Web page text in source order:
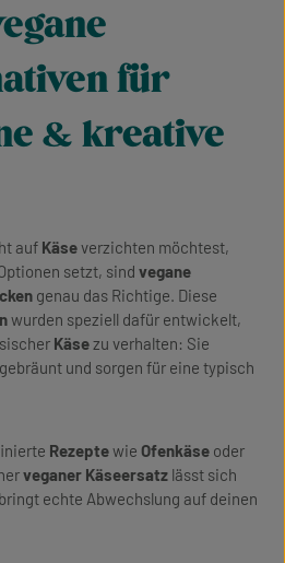
für
& kreative
auf Käseverzichten möchtest,
setzt, sind vegane
genau das Richtige. Diese
wurden speziell dafür entwickelt,
Käsezu verhalten: Sie
und sorgen für eine typisch
Rezeptewie Ofenkäse oder
veganer Käseersatz lässt sich
echte Abwechslung auf deinen